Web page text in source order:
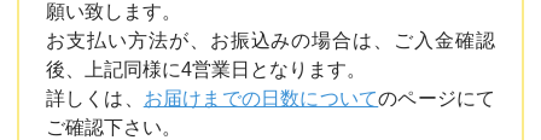
願い致します。
お支払い方法が、お振込みの場合は、ご入金確認
後、上記同様に4営業日となります。
詳しくは、 お届けまでの日数についてのページにて
ご確認下さい。